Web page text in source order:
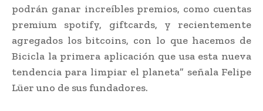
podrán ganar increíbles premios, como cuentas
premium spotify, giftcards, y recientemente
agregados los bitcoins, con lo que hacemos de
Bicicla la primera aplicación que usa esta nueva
tendencia para limpiar el planeta” señala Felipe
Lüer uno de sus fundadores.